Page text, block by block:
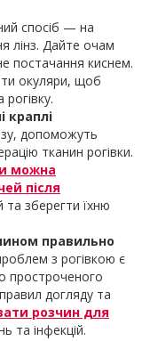
спосіб — на
лінз. Дайте очам
постачання киснем.
окуляри, щоб
краплі
допоможуть
тканин рогівки.
можна
після
та зберегти їхню
правильно
з рогівкою є
простроченого
догляду та
розчин для
та інфекцій.